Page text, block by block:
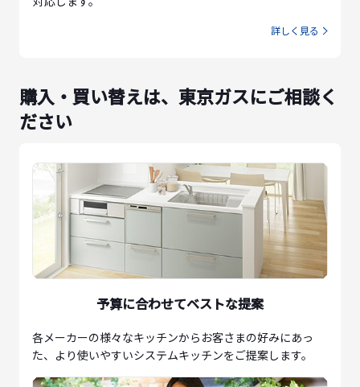
詳しく見る
購入・買い替えは、東京ガスにご相談く
ださい
予算に合わせてベストな提案
各メーカーの様々なキッチンからお客さまの好みにあっ
た、より使いやすいシステムキッチンをご提案します。